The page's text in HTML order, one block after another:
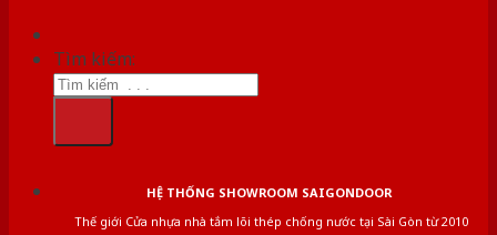
Tìm kiếm:
HỆ THỐNG SHOWROOM SAIGONDOOR
Thế giới Cửa nhựa nhà tắm lõi thép chống nước tại Sài Gòn từ 2010